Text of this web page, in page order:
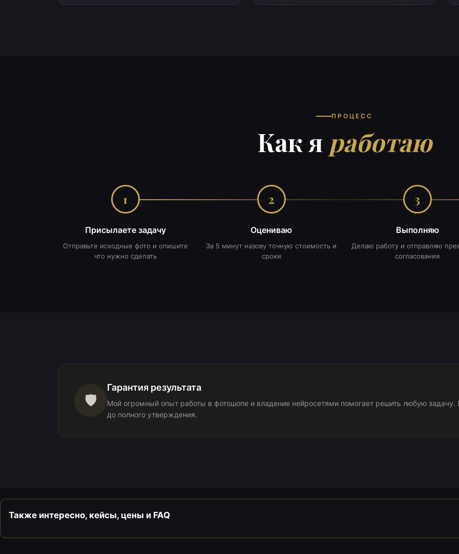
ПРОЦЕСС
Как я работаю
1
Присылаете задачу
Отправьте исходные фото и опишите
что нужно сделать
2
Оцениваю
За 5 минут назову точную стоимость и
сроки
3
Выполняю
Делаю работу и отправляю
согласования
🛡️
Гарантия результата
Мой огромный опыт работы в фотошопе и владение нейросетями помогает решить любую
до полного утверждения.
Также интересно, кейсы, цены и FAQ